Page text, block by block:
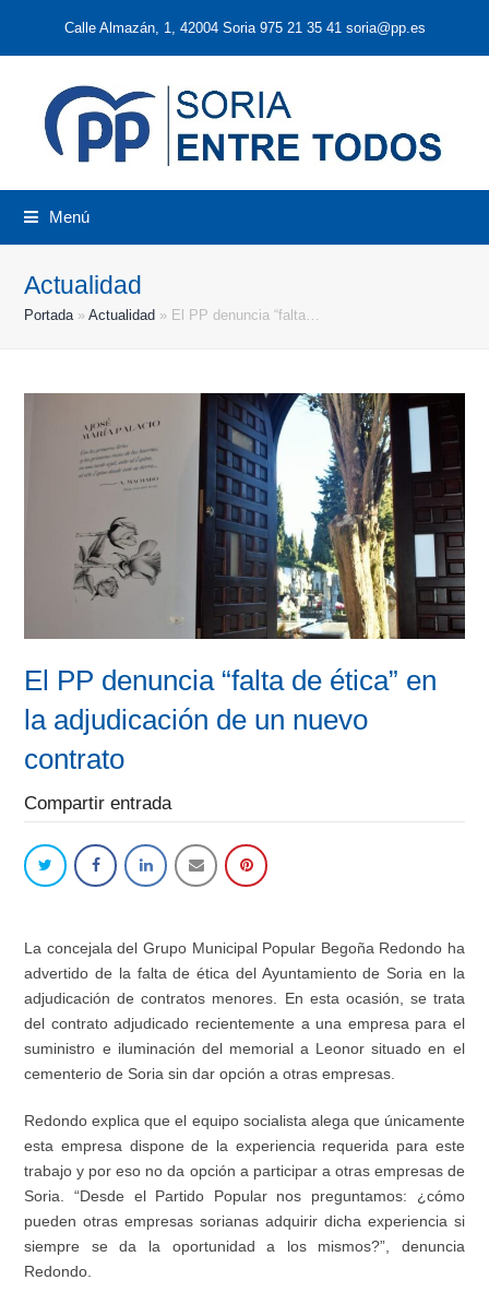
Calle Almazán, 1, 42004 Soria 975 21 35 41 soria@pp.es
Menú
Actualidad
Portada»Actualidad » El PP denuncia “falta…
El PP denuncia “falta de ética” en
la adjudicación de un nuevo
contrato
Compartir entrada
La concejaladel Grupo Municipal Popular Begoña Redondo ha
advertido de la falta de ética del Ayuntamiento de Soria en la
adjudicación de contratos menores. En esta ocasión, se trata
del contrato adjudicado recientemente a una empresa para el
suministro e iluminación del memorial a Leonor situado en el
cementerio de Soria sin dar opción a otras empresas.
Redondo explica que el equipo socialistaalega que únicamente
esta empresa dispone de la experiencia requerida para este
trabajoy por eso no da opción a participar a otras empresas de
Soria.“Desde el Partido Popular nos preguntamos: ¿cómo
pueden otras empresas sorianas adquirir dicha experiencia si
siempre se da la oportunidad a los mismos?”, denuncia
Redondo.